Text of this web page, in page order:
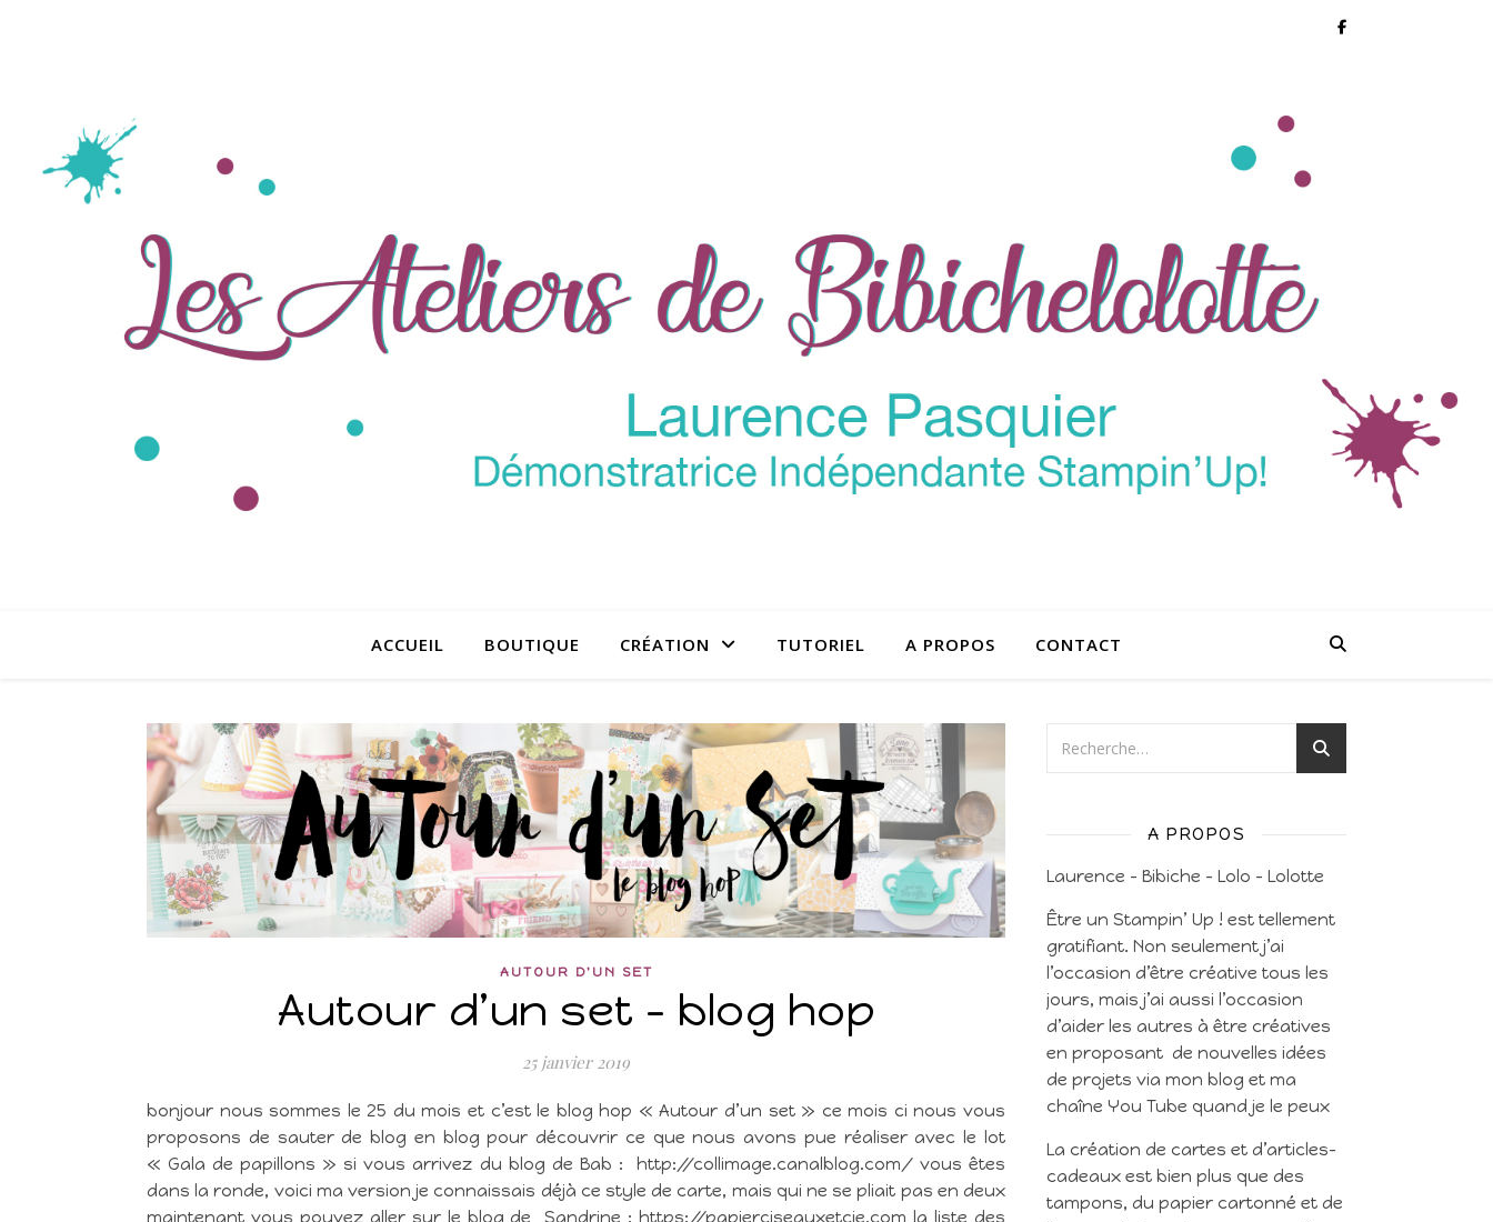
ACCUEIL BOUTIQUE CRÉATION TUTORIEL A PROPOS CONTACT
AUTOUR D'UN SET
Autour d’un set – blog hop
25 janvier 2019
bonjour nous sommes le 25 du mois et c’est le blog hop « Autour d’un set » ce mois ci nous vous
proposons de sauter de blog en blog pour découvrir ce que nous avons pue réaliser avec le lot
« Gala de papillons » si vous arrivez du blog de Bab : http://collimage.canalblog.com/ vous êtes
dans la ronde, voici ma version je connaissais déjà ce style de carte, mais qui ne se pliait pas en deux
maintenant vous pouvez aller sur le blog de Sandrine : https://papierciseauxetcie.com la liste des
A PROPOS
Laurence – Bibiche – Lolo – Lolotte
Être un Stampin’ Up ! est tellement
gratifiant. Non seulement j’ai
l’occasion d’être créative tous les
jours, mais j’ai aussi l’occasion
d’aider les autres à être créatives
en proposant de nouvelles idées
de projets via mon blog et ma
chaîne You Tube quand je le peux
La création de cartes et d’articles-
cadeaux est bien plus que des
tampons, du papier cartonné et de